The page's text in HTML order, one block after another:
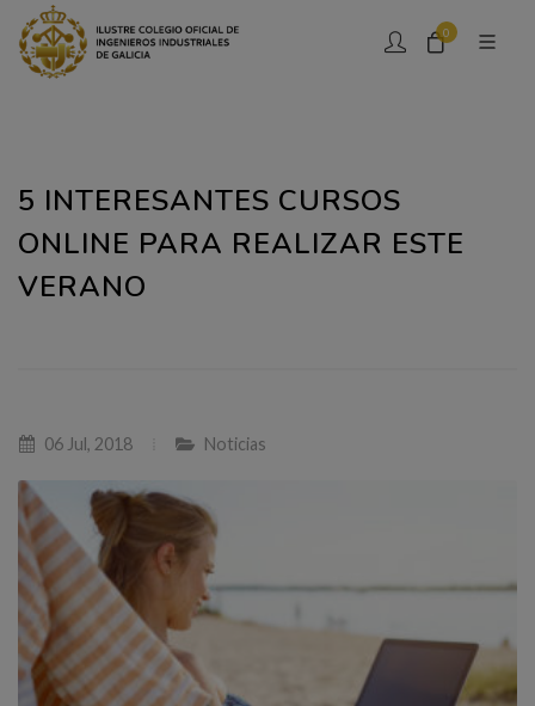
0
5 INTERESANTES CURSOS
ONLINE PARA REALIZAR ESTE
VERANO
06 Jul, 2018 Noticias